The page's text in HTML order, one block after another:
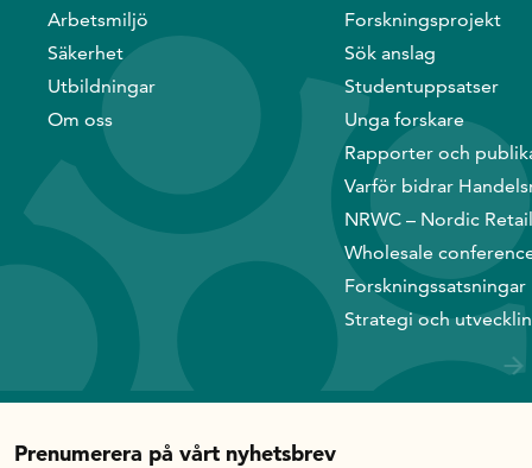
Arbetsmiljö
Säkerhet
Utbildningar
Om oss
Forskningsprojekt
Sök anslag
Studentuppsatser
Unga forskare
Rapporter och
Varför bidrar
NRWC – Nordic
Wholesale
Forskningssatsningar
Strategi och
Prenumerera på vårt nyhetsbrev